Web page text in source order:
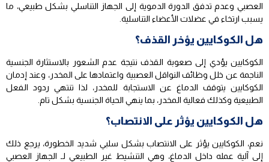
العصبي وعدم تدفق الدورة الدموية إلى الجهاز التناسلي بشكل طبيعي، ما
يسبب ارتخاء في عضلات الأعضاء التناسلية.
هل الكوكايين يؤخر القذف؟
الكوكايين يؤدي إلى صعوبة القذف نتيجة عدم الشعور بالاستثارة الجنسية
الناجمة عن خلل وظائف النواقل العصبية واعتمادها على المخدر، وعند إدمان
الكوكايين يتوقف الدماغ عن الاستجابة للمخدر، لذا تنتهي ردود الفعل
الطبيعية وكذلك فعالية المخدر، بما ينهي الحياة الجنسية بشكل تام.
هل الكوكايين يؤثر على الانتصاب؟
نعم، الكوكايين يؤثر على الانتصاب بشكل سلبي شديد الخطورة، يرجع ذلك
إلى آلية عمله داخل الدماغ، وهي التنشيط غير الطبيعي لـ الجهاز العصبي